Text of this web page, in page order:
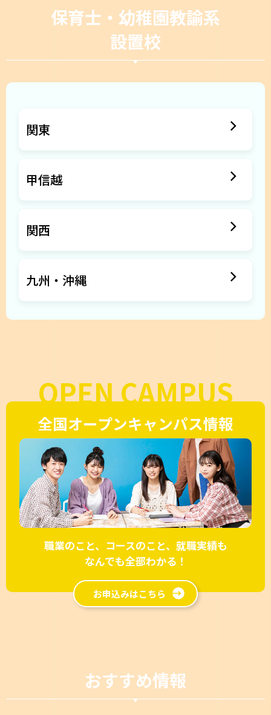
保育士・幼稚園教諭系
設置校
関東
甲信越
関西
九州・沖縄
OPEN CAMPUS
全国オープンキャンパス情報
職業のこと、コースのこと、就職実績も
なんでも全部わかる！
お申込みはこちら
おすすめ情報